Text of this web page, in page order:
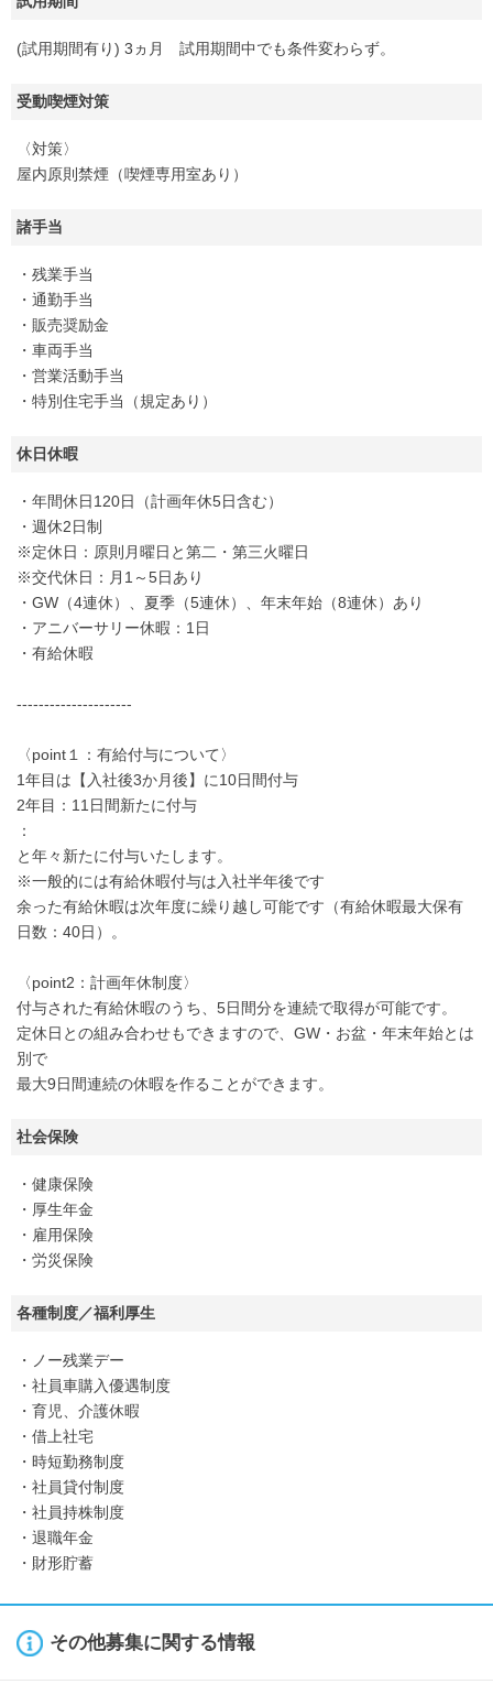
(試用期間有り) 3ヵ月 試用期間中でも条件変わらず。
受動喫煙対策
〈対策〉
屋内原則禁煙（喫煙専用室あり）
諸手当
・残業手当
・通勤手当
・販売奨励金
・車両手当
・営業活動手当
・特別住宅手当（規定あり）
休日休暇
・年間休日120日（計画年休5日含む）
・週休2日制
※定休日：原則月曜日と第二・第三火曜日
※交代休日：月1～5日あり
・GW（4連休）、夏季（5連休）、年末年始（8連休）あり
・アニバーサリー休暇：1日
・有給休暇
---------------------
〈point１：有給付与について〉
1年目は【入社後3か月後】に10日間付与
2年目：11日間新たに付与
：
と年々新たに付与いたします。
※一般的には有給休暇付与は入社半年後です
余った有給休暇は次年度に繰り越し可能です（有給休暇最大保有
日数：40日）。
〈point2：計画年休制度〉
付与された有給休暇のうち、5日間分を連続で取得が可能です。
定休日との組み合わせもできますので、GW・お盆・年末年始とは
別で
最大9日間連続の休暇を作ることができます。
社会保険
・健康保険
・厚生年金
・雇用保険
・労災保険
各種制度／福利厚生
・ノー残業デー
・社員車購入優遇制度
・育児、介護休暇
・借上社宅
・時短勤務制度
・社員貸付制度
・社員持株制度
・退職年金
・財形貯蓄
その他募集に関する情報